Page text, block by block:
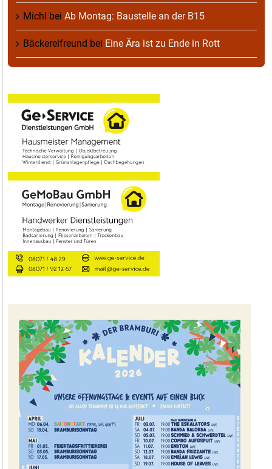
Michl bei Ab Montag: Baustelle an der B15
Bäckereifreund bei Eine Ära ist zu Ende in Rott